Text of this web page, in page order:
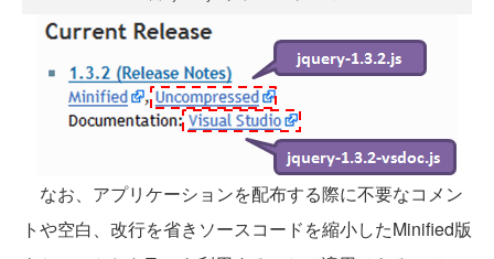
なお、アプリケーションを配布する際に不要なコメン
トや空白、改行を省きソースコードを縮小したMinified版